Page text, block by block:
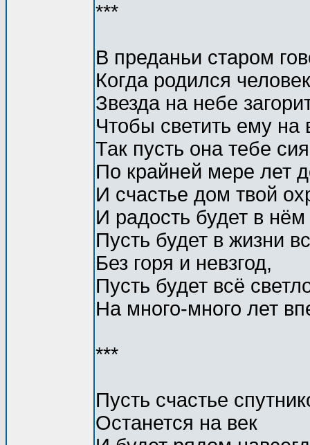
***
В преданьи старом
Когда родился
Звезда на небе
Чтобы светить ему на
Так пусть она тебе
По крайней мере лет
И счастье дом твой
И радость будет в нём
Пусть будет в жизни
Без горя и невзгод,
Пусть будет всё
На много-много лет
***
Пусть счастье
Останется на век